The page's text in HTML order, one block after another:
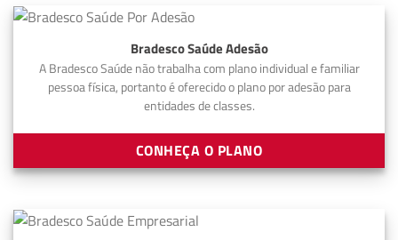
Bradesco Saúde Adesão
A Bradesco Saúde não trabalha com plano individual e familiar
pessoa física, portanto é oferecido o plano por adesão para
entidades de classes.
CONHEÇA O PLANO